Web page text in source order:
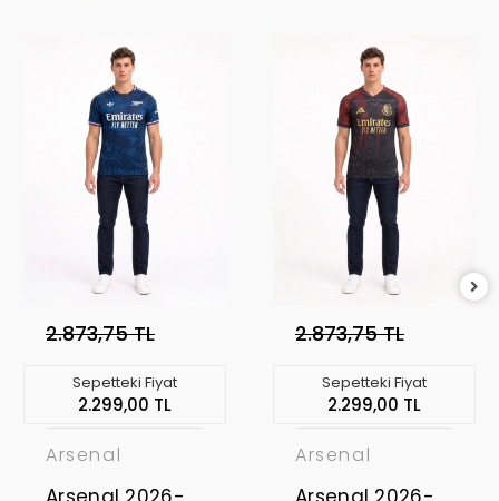
2.873,75 TL
Sepetteki Fiyat
2.299,00 TL
Arsenal
2.873,75 TL
Sepetteki Fiyat
2.299,00 TL
Arsenal